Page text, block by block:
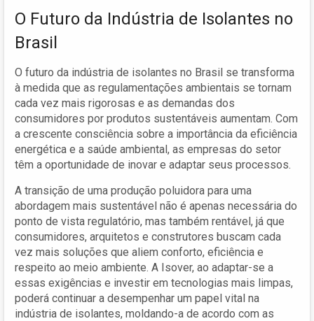
O Futuro da Indústria de Isolantes no
Brasil
O futuro da indústria de isolantes no Brasil se transforma
à medida que as regulamentações ambientais se tornam
cada vez mais rigorosas e as demandas dos
consumidores por produtos sustentáveis aumentam. Com
a crescente consciência sobre a importância da eficiência
energética e a saúde ambiental, as empresas do setor
têm a oportunidade de inovar e adaptar seus processos.
A transição de uma produção poluidora para uma
abordagem mais sustentável não é apenas necessária do
ponto de vista regulatório, mas também rentável, já que
consumidores, arquitetos e construtores buscam cada
vez mais soluções que aliem conforto, eficiência e
respeito ao meio ambiente. A Isover, ao adaptar-se a
essas exigências e investir em tecnologias mais limpas,
poderá continuar a desempenhar um papel vital na
indústria de isolantes, moldando-a de acordo com as